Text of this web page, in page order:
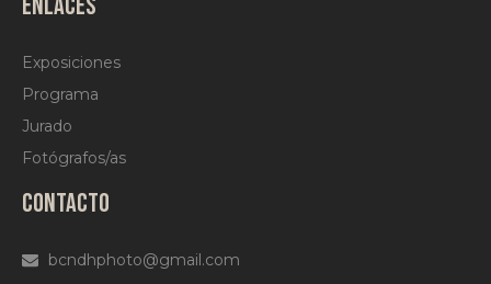
Exposiciones
Programa
Jurado
Fotógrafos/as
CONTACTO
bcndhphoto@gmail.com